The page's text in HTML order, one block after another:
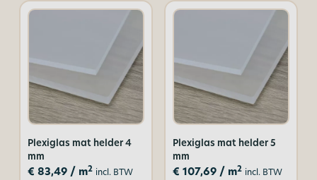
Plexiglas mat helder 4
mm
€ 83,49/ m2 incl. BTW
Plexiglas mat helder 5
mm
€ 107,69/ m2 incl. BTW